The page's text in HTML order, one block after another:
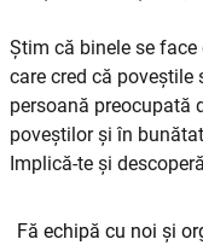
Știm că binele se
care cred că
persoană preocupată
poveștilor și în
Implică-te și
Fă echipă cu noi și